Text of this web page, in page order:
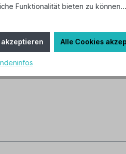
geeignet,
Funktionalität bieten zu können...
Alle Cookies